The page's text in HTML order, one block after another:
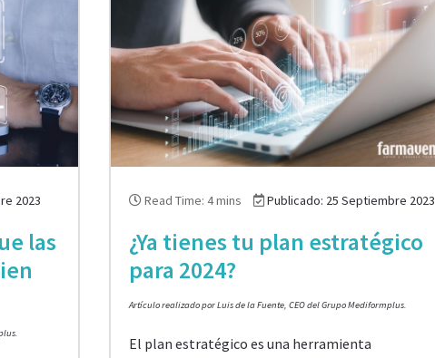
2023
las
Read Time: 4 mins Publicado: 25 Septiembre 2023
¿Ya tienes tu plan estratégico
para 2024?
Artículo realizado por Luis de la Fuente, CEO del Grupo Mediformplus.
El plan estratégico es una herramienta